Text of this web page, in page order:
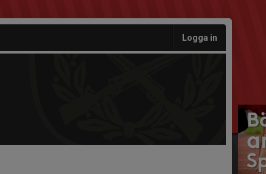
Logga in